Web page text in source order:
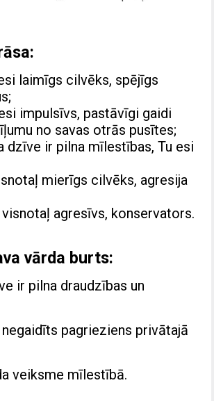
laimīgs cilvēks, spējīgs
impulsīvs, pastāvīgi gaidi
no savas otrās pusītes;
dzīve ir pilna mīlestības, Tu esi
mierīgs cilvēks, agresija
agresīvs, konservators.
vārda burts:
ir pilna draudzības un
pagrieziens privātajā
veiksme mīlestībā.